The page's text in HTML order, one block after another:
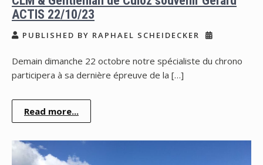
ACTIS 22/10/23
PUBLISHED BY RAPHAEL SCHEIDECKER
Demain dimanche 22 octobre notre spécialiste du chrono
participera à sa dernière épreuve de la […]
Read more...